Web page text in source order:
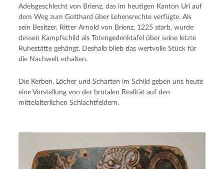
Adelsgeschlecht von Brienz, das im heutigen Kanton Uri auf
dem Weg zum Gotthard über Lehensrechte verfügte. Als
sein Besitzer, Ritter Arnold von Brienz, 1225 starb, wurde
dessen Kampfschild als Totengedenktafel über seine letzte
Ruhestätte gehängt. Deshalb blieb das wertvolle Stück für
die Nachwelt erhalten.
Die Kerben, Löcher und Scharten im Schild geben uns heute
eine Vorstellung von der brutalen Realität auf den
mittelalterlichen Schlachtfeldern.